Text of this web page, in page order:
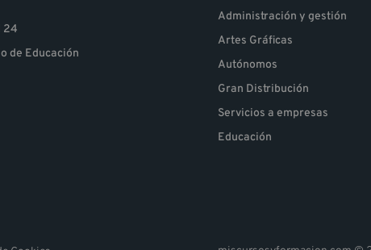
24
de Educación
Administración y gestión
Artes Gráficas
Autónomos
Gran Distribución
Servicios a empresas
Educación